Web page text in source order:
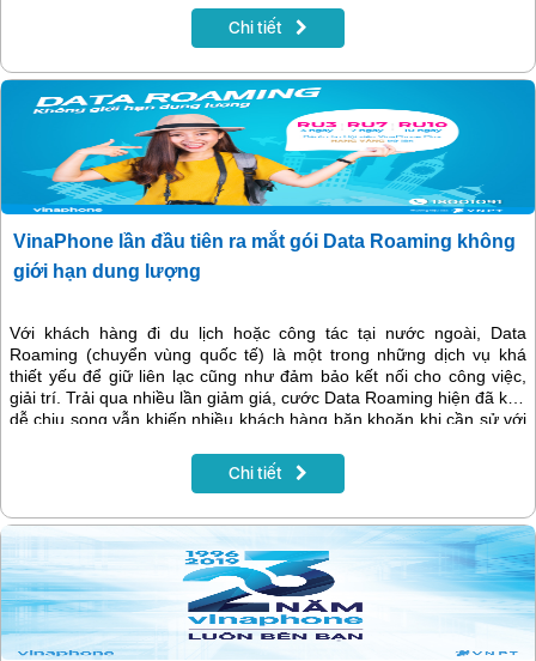
Chi tiết
VinaPhone lần đầu tiên ra mắt gói Data Roaming không
giới hạn dung lượng
Với khách hàng đi du lịch hoặc công tác tại nước ngoài, Data
Roaming (chuyển vùng quốc tế) là một trong những dịch vụ khá
thiết yếu để giữ liên lạc cũng như đảm bảo kết nối cho công việc,
giải trí. Trải qua nhiều lần giảm giá, cước Data Roaming hiện đã khá
dễ chịu song vẫn khiến nhiều khách hàng băn khoăn khi cần sử với
Chi tiết